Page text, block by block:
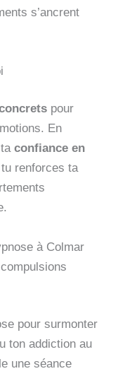
s’ancrent
pour
En
confiance en
renforces ta
à Colmar
pour surmonter
ton addiction au
une séance